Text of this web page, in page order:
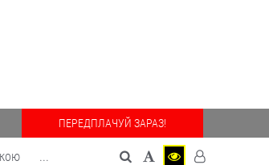
ПЕРЕДПЛАЧУЙ ЗАРАЗ!
...